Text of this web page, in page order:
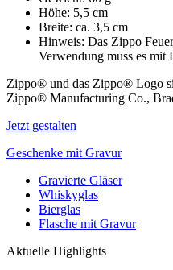
Höhe: 5,5 cm
Breite: ca. 3,5 cm
Hinweis: Das Zippo
Verwendung muss es mit
Zippo® und das Zippo® Logo
Zippo® Manufacturing Co.,
Jetzt gestalten
Geschenke mit Gravur
Gravierte Gläser
Whiskyglas
Bierglas
Flasche mit Gravur
Aktuelle Highlights